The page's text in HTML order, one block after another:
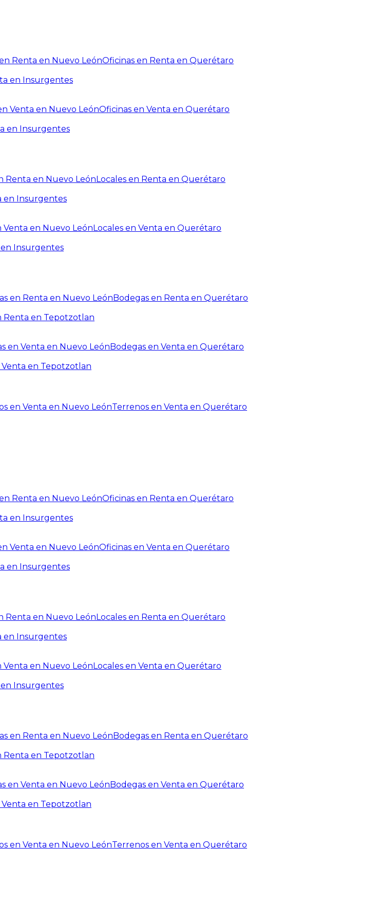
Renta en Nuevo LeónOficinas en Renta en Querétaro
en Insurgentes
Venta en Nuevo LeónOficinas en Venta en Querétaro
en Insurgentes
Renta en Nuevo LeónLocales en Renta en Querétaro
en Insurgentes
Venta en Nuevo LeónLocales en Venta en Querétaro
en Insurgentes
en Renta en Nuevo LeónBodegas en Renta en Querétaro
Renta en Tepotzotlan
en Venta en Nuevo LeónBodegas en Venta en Querétaro
Venta en Tepotzotlan
en Venta en Nuevo LeónTerrenos en Venta en Querétaro
Renta en Nuevo LeónOficinas en Renta en Querétaro
en Insurgentes
Venta en Nuevo LeónOficinas en Venta en Querétaro
en Insurgentes
Renta en Nuevo LeónLocales en Renta en Querétaro
en Insurgentes
Venta en Nuevo LeónLocales en Venta en Querétaro
en Insurgentes
en Renta en Nuevo LeónBodegas en Renta en Querétaro
Renta en Tepotzotlan
en Venta en Nuevo LeónBodegas en Venta en Querétaro
Venta en Tepotzotlan
en Venta en Nuevo LeónTerrenos en Venta en Querétaro